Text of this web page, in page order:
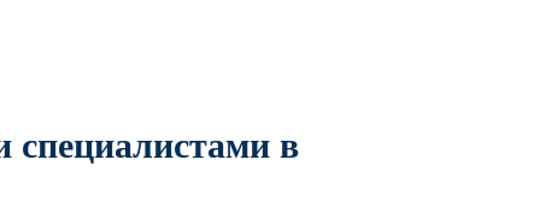
специалистами в